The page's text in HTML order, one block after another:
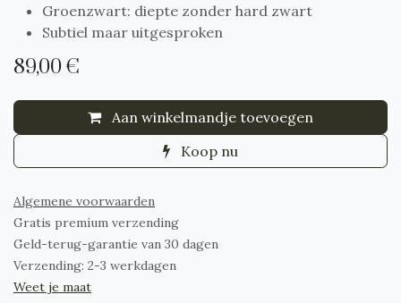
Groenzwart: diepte zonder hard zwart
Subtiel maar uitgesproken
89,00€
Aan winkelmandje toevoegen
Koop nu
Algemene voorwaarden
Gratis premium verzending
Geld-terug-garantie van 30 dagen
Verzending: 2-3 werkdagen
Weet je maat